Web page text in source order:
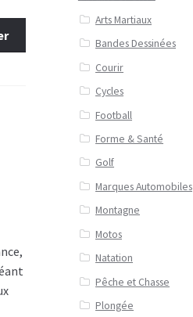
Arts Martiaux
Bandes Dessinées
Courir
Cycles
Football
Forme & Santé
Golf
Marques Automobiles
Montagne
Motos
Natation
Pêche et Chasse
Plongée